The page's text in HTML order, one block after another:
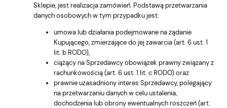
Sklepie, jest realizacja zamówień. Podstawą przetwarzania
danych osobowych w tym przypadku jest:
umowa lub działania podejmowane na żądanie
Kupującego, zmierzające do jej zawarcia (art. 6 ust. 1
lit. b RODO),
ciążący na Sprzedawcy obowiązek prawny związany z
rachunkowością (art. 6 ust. 1 lit. c RODO) oraz
prawnie uzasadniony interes Sprzedawcy, polegający
na przetwarzaniu danych w celu ustalenia,
dochodzenia lub obrony ewentualnych roszczeń (art.